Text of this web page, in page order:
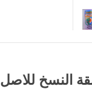
النسخ للاصل